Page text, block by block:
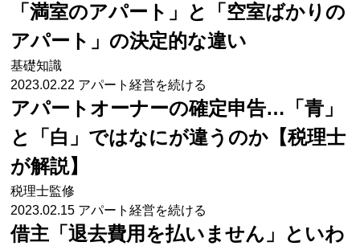
「満室のアパート」と「空室ばかりの
アパート」の決定的な違い
基礎知識
2023.02.22 アパート経営を続ける
アパートオーナーの確定申告…「青」
と「白」ではなにが違うのか【税理士
が解説】
税理士監修
2023.02.15 アパート経営を続ける
借主「退去費用を払いません」といわ